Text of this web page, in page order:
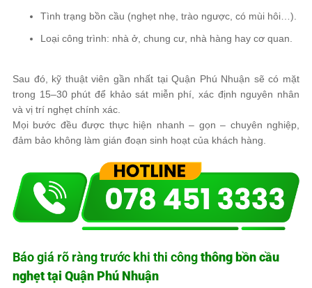
Tình trạng bồn cầu (nghẹt nhẹ, trào ngược, có mùi hôi…).
Loại công trình: nhà ở, chung cư, nhà hàng hay cơ quan.
Sau đó, kỹ thuật viên gần nhất tại Quận Phú Nhuận sẽ có mặt
trong 15–30 phút để khảo sát miễn phí, xác định nguyên nhân
và vị trí nghẹt chính xác.
Mọi bước đều được thực hiện nhanh – gọn – chuyên nghiệp,
đảm bảo không làm gián đoạn sinh hoạt của khách hàng.
Báo giá rõ ràng trước khi thi côngthông bồn cầu
nghẹt tại Quận Phú Nhuận